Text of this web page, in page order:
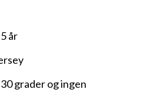
år
grader og ingen